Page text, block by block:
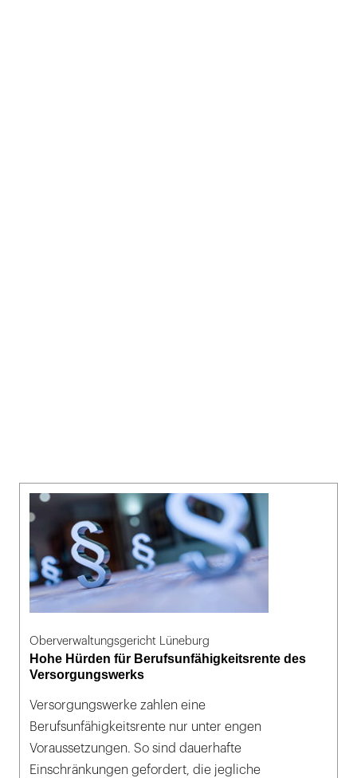
Oberverwaltungsgericht Lüneburg
Hohe Hürden für Berufsunfähigkeitsrente des
Versorgungswerks
Versorgungswerke zahlen eine
Berufsunfähigkeitsrente nur unter engen
Voraussetzungen. So sind dauerhafte
Einschränkungen gefordert, die jegliche